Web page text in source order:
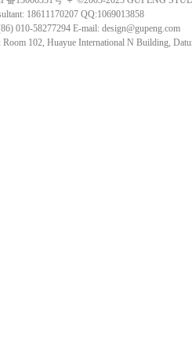
18611170207 QQ:1069013858
010-58277294 E-mail: design@gupeng.com
Room 102, Huayue International N Building,